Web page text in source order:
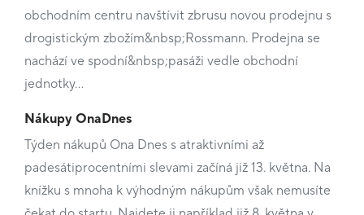
obchodním centru navštívit zbrusu novou prodejnu s
drogistickým zbožím&nbsp;Rossmann. Prodejna se
nachází ve spodní&nbsp;pasáži vedle obchodní
jednotky…
Nákupy OnaDnes
Týden nákupů Ona Dnes s atraktivními až
padesátiprocentními slevami začíná již 13. května. Na
knížku s mnoha k výhodným nákupům však nemusíte